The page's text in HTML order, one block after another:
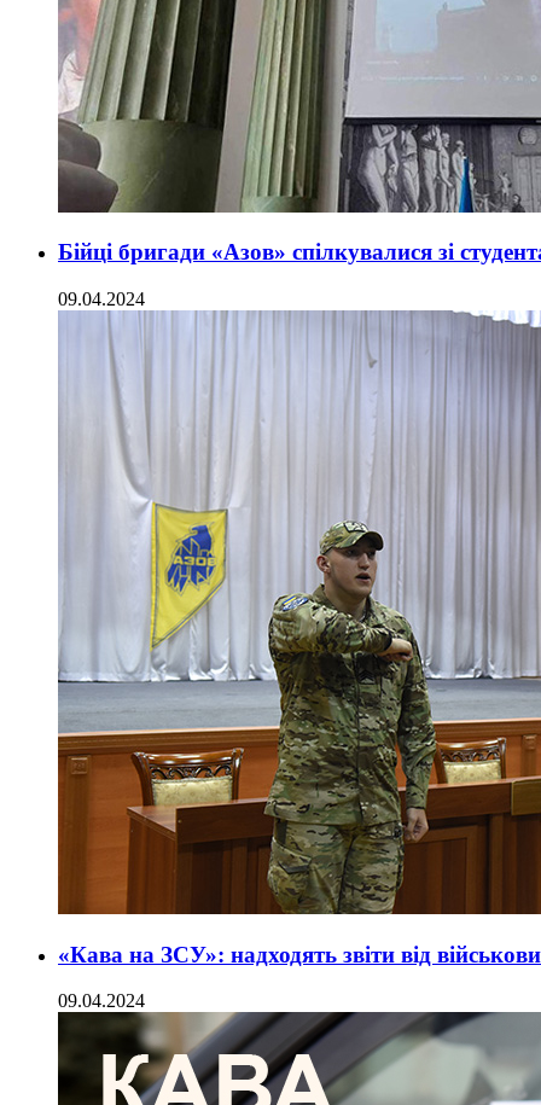
Бійці бригади «Азов» спілкувалися зі
09.04.2024
«Кава на ЗСУ»: надходять звіти від
09.04.2024